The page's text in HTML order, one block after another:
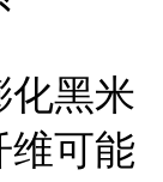
化黑米
维可能